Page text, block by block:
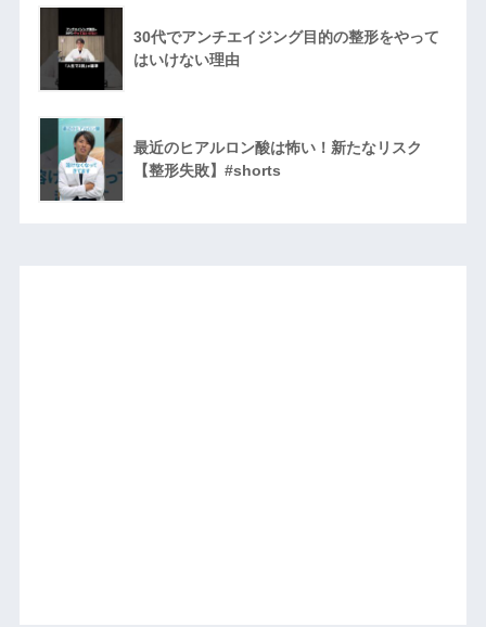
30代でアンチエイジング目的の整形をやって
はいけない理由
最近のヒアルロン酸は怖い！新たなリスク
【整形失敗】#shorts